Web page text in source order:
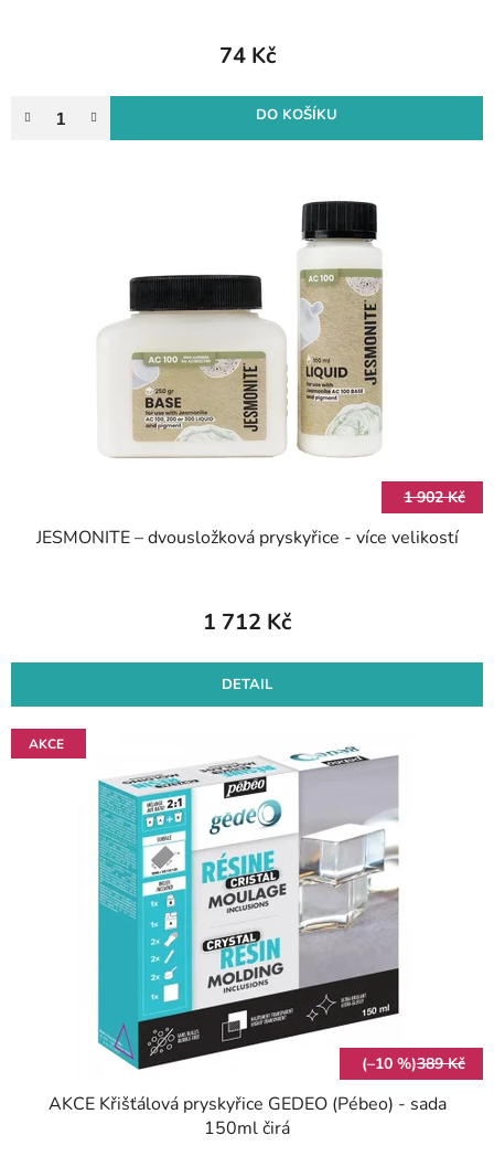
74 Kč
DO KOŠÍKU
1 902 Kč
JESMONITE – dvousložková pryskyřice - více velikostí
1 712 Kč
DETAIL
AKCE
(–10 %)389 Kč
AKCE Křišťálová pryskyřice GEDEO (Pébeo) - sada
150ml čirá